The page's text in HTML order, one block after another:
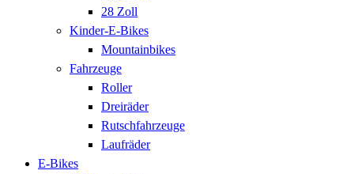
28 Zoll
Kinder-E-Bikes
Mountainbikes
Fahrzeuge
Roller
Dreiräder
Rutschfahrzeuge
Laufräder
E-Bikes